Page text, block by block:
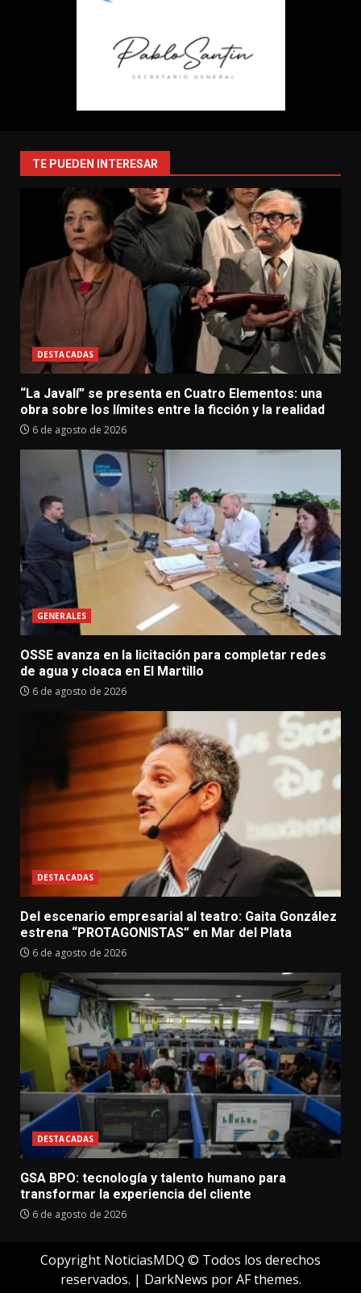
TE PUEDEN INTERESAR
DESTACADAS
“La Javalí” se presenta en Cuatro Elementos: una
obra sobre los límites entre la ficción y la realidad
6 de agosto de 2026
GENERALES
OSSE avanza en la licitación para completar redes
de agua y cloaca en El Martillo
6 de agosto de 2026
DESTACADAS
Del escenario empresarial al teatro: Gaita González
estrena “PROTAGONISTAS” en Mar del Plata
6 de agosto de 2026
DESTACADAS
GSA BPO: tecnología y talento humano para
transformar la experiencia del cliente
6 de agosto de 2026
Copyright NoticiasMDQ © Todos los derechos
reservados. | DarkNews por AF themes.